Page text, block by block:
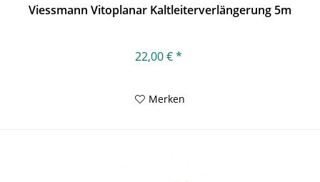
Viessmann Vitoplanar Kaltleiterverlängerung 5m
22,00 € *
Merken